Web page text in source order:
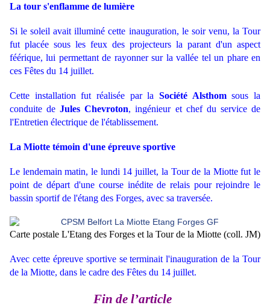
La tour s'enflamme de lumière
Si le soleil avait illuminé cette inauguration, le soir venu, la Tour
fut placée sous les feux des projecteurs la parant d'un aspect
féérique, lui permettant de rayonner sur la vallée tel un phare en
ces Fêtes du 14 juillet.
Cette installation fut réalisée par la Société Alsthomsous la
conduite deJules Chevroton, ingénieur et chef du service de
l'Entretien électrique de l'établissement.
La Miotte témoin d'une épreuve sportive
Le lendemain matin, le lundi 14 juillet, la Tour de la Miotte fut le
point de départ d'une course inédite de relais pour rejoindre le
bassin sportif de l'étang des Forges, avec sa traversée.
Carte postale L'Etang des Forges et la Tour de la Miotte (coll. JM)
Avec cette épreuve sportive se terminait l'inauguration de la Tour
de la Miotte, dans le cadre des Fêtes du 14 juillet.
Fin de l’article